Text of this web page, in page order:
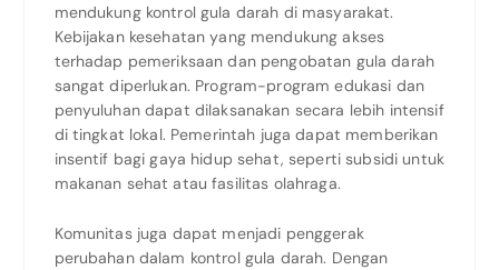
mendukung kontrol gula darah di masyarakat.
Kebijakan kesehatan yang mendukung akses
terhadap pemeriksaan dan pengobatan gula darah
sangat diperlukan. Program-program edukasi dan
penyuluhan dapat dilaksanakan secara lebih intensif
di tingkat lokal. Pemerintah juga dapat memberikan
insentif bagi gaya hidup sehat, seperti subsidi untuk
makanan sehat atau fasilitas olahraga.
Komunitas juga dapat menjadi penggerak
perubahan dalam kontrol gula darah. Dengan